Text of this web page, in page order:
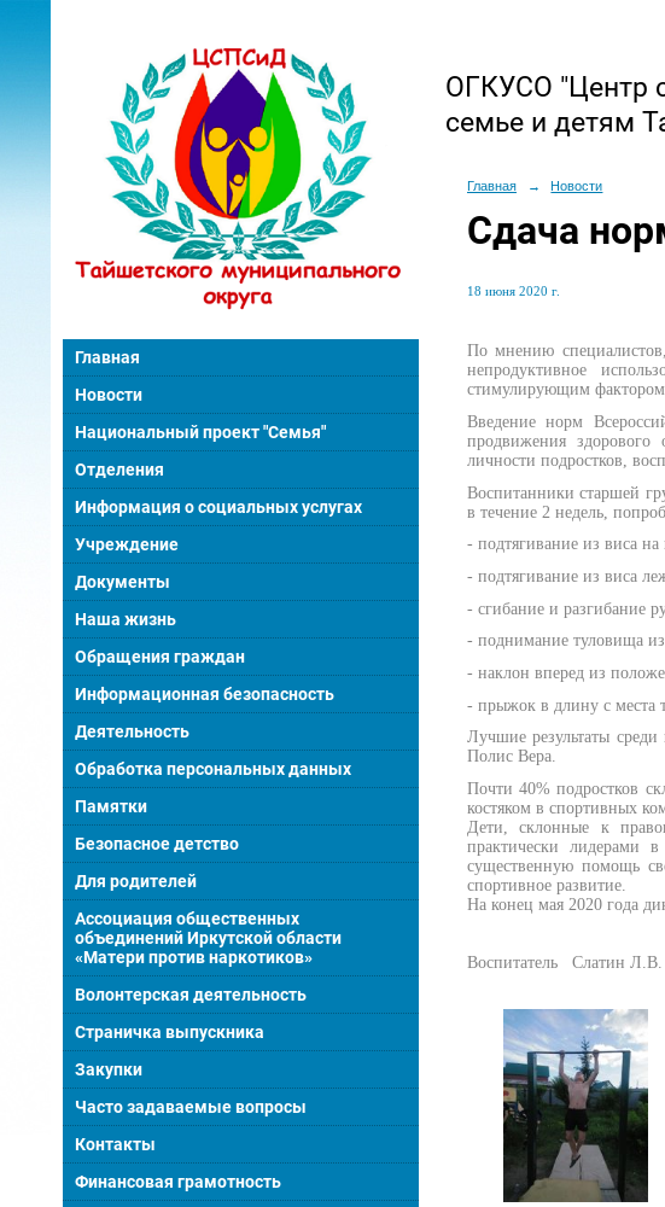
Главная
Новости
Национальный проект "Семья"
Отделения
Информация о социальных услугах
Учреждение
Документы
Наша жизнь
Обращения граждан
Информационная безопасность
Деятельность
Обработка персональных данных
Памятки
Безопасное детство
Для родителей
Ассоциация общественных
объединений Иркутской области
«Матери против наркотиков»
Волонтерская деятельность
Страничка выпускника
Закупки
Часто задаваемые вопросы
Контакты
Финансовая грамотность
ОГКУСО "Центр
семье и детям
Главная → Новости
Сдача
18 июня 2020 г.
По мнению
непродуктивное
стимулирующим фактором
Введение норм
продвижения здорового
личности подростков,
Воспитанники старшей
в течение 2 недель,
- подтягивание из виса
- подтягивание из виса
- сгибание и разгибание
- поднимание туловища
- наклон вперед из
- прыжок в длину с места
Лучшие результаты
Полис Вера.
Почти 40% подростков
костяком в спортивных
Дети, склонные к
практически лидерами
существенную помощь
спортивное развитие.
На конец мая 2020 года
Воспитатель Слатин Л.В.